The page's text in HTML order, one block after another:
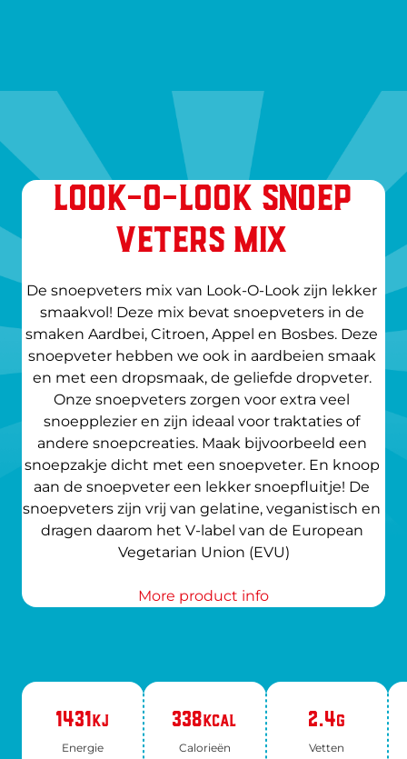
LOOK-O-LOOK SNOEP
VETERS MIX
De snoepveters mix van Look-O-Look zijn lekker
smaakvol! Deze mix bevat snoepveters in de
smaken Aardbei, Citroen, Appel en Bosbes. Deze
snoepveter hebben we ook in aardbeien smaak
en met een dropsmaak, de geliefde dropveter.
Onze snoepveters zorgen voor extra veel
snoepplezier en zijn ideaal voor traktaties of
andere snoepcreaties. Maak bijvoorbeeld een
snoepzakje dicht met een snoepveter. En knoop
aan de snoepveter een lekker snoepfluitje! De
snoepveters zijn vrij van gelatine, veganistisch en
dragen daarom het V-label van de European
Vegetarian Union (EVU)
More product info
1431KJ
Ener­gie
338KCAL
Ca­lo­rie­ën
2.4G
Vet­ten